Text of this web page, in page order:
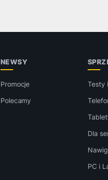
NEWSY
Promocje
Polecamy
Testy
Dla
PC i